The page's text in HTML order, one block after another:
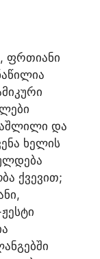
ფრთიანი
და
ხელის
ქვევით;